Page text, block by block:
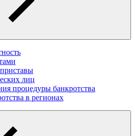
лиц
процедуры банкротства
в регионах